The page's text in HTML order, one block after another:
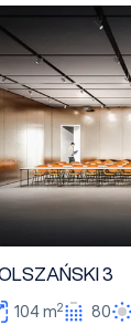
HOLSZAŃSKI 3
3
104 m2 80